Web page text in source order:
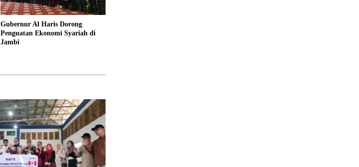
Gubernur Al Haris Dorong
Penguatan Ekonomi Syariah di
Jambi